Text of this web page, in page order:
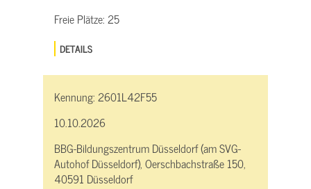
Freie Plätze:25
DETAILS
Kennung:2601L42F55
10.10.2026
BBG-Bildungszentrum Düsseldorf (am SVG-
Autohof Düsseldorf), Oerschbachstraße 150,
40591 Düsseldorf